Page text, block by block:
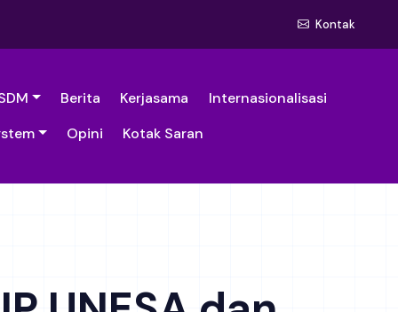
Kontak
Berita Kerjasama
Internasionalisasi
Opini Kotak Saran